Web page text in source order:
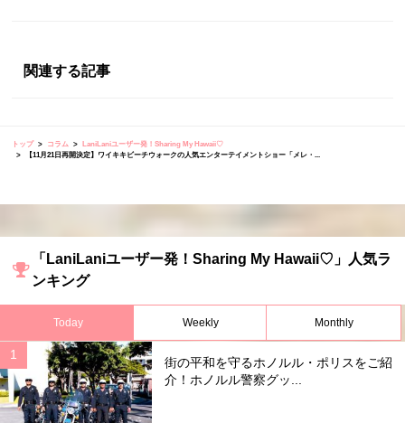
関連する記事
トップ コラム
LaniLaniユーザー発！Sharing My Hawaii♡
【11月21日再開決定】ワイキキビーチウォークの人気エンターテイメントショー「メレ・...
「LaniLaniユーザー発！Sharing My Hawaii♡」人気ラ
ンキング
Today Weekly Monthly
街の平和を守るホノルル・ポリスをご紹
介！ホノルル警察グッ...